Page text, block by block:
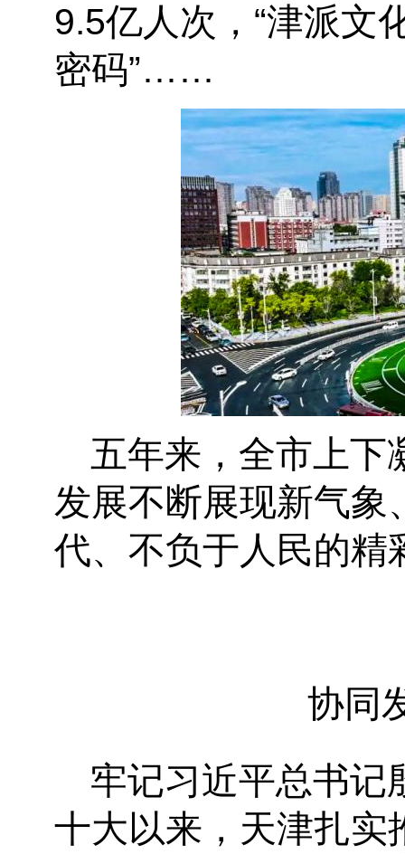
9.5亿人次，“津派文
密码”……
五年来，全市上下
发展不断展现新气象
代、不负于人民的精
协同
牢记习近平总书记
十大以来，天津扎实